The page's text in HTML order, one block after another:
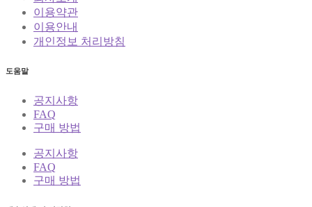
이용약관
이용안내
개인정보 처리방침
도움말
공지사항
FAQ
구매 방법
공지사항
FAQ
구매 방법